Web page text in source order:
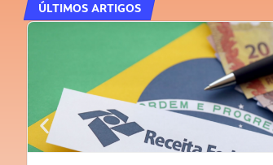
ÚLTIMOS ARTIGOS